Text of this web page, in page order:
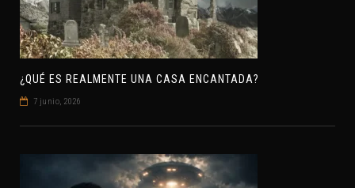
¿QUÉ ES REALMENTE UNA CASA ENCANTADA?
7 junio, 2026